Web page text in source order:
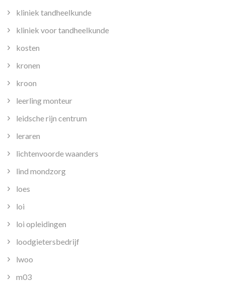
kliniek tandheelkunde
kliniek voor tandheelkunde
kosten
kronen
kroon
leerling monteur
leidsche rijn centrum
leraren
lichtenvoorde waanders
lind mondzorg
loes
loi
loi opleidingen
loodgietersbedrijf
lwoo
m03